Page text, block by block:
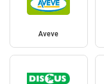
Aveve